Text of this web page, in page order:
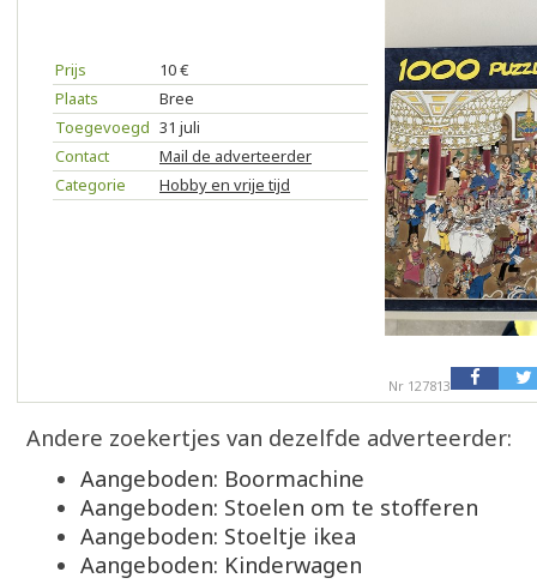
Prijs
10 €
Plaats
Bree
Toegevoegd 31 juli
Contact
Mail de adverteerder
Categorie
Hobby en vrije tijd
Nr 127813
Andere zoekertjes van dezelfde adverteerder:
Aangeboden: Boormachine
Aangeboden: Stoelen om te stofferen
Aangeboden: Stoeltje ikea
Aangeboden: Kinderwagen